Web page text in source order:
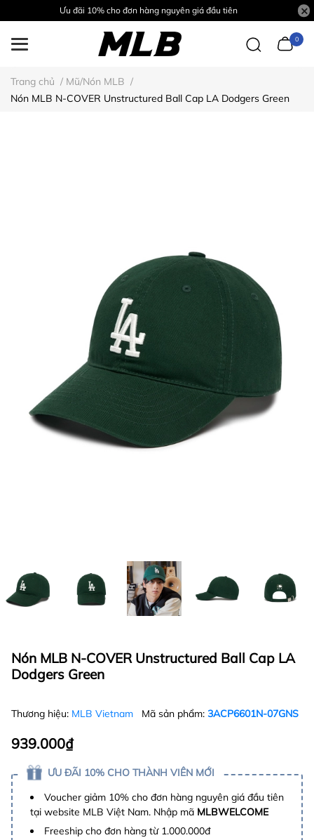
Ưu đãi 10% cho đơn hàng nguyên giá đầu tiên
0
Trang chủ / Mũ/Nón MLB /
Nón MLB N-COVER Unstructured Ball Cap LA Dodgers Green
Nón MLB N-COVER Unstructured Ball Cap LA
Dodgers Green
Thương hiệu: MLB Vietnam Mã sản phẩm: 3ACP6601N-07GNS
939.000₫
ƯU ĐÃI 10% CHO THÀNH VIÊN MỚI
Voucher giảm 10% cho đơn hàng nguyên giá đầu tiên
tại website MLB Việt Nam. Nhập mã MLBWELCOME
Freeship cho đơn hàng từ 1.000.000đ